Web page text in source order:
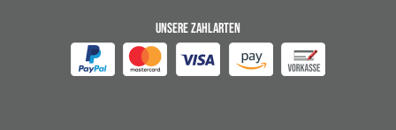
UNSERE ZAHLARTEN